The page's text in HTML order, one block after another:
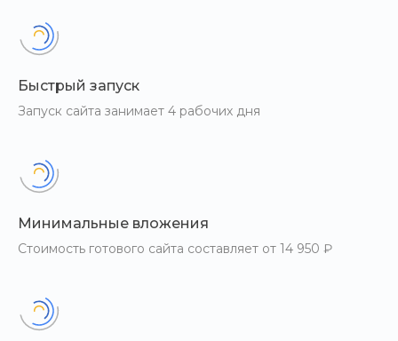
Быстрый запуск
Запуск сайта занимает 4 рабочих дня
Минимальные вложения
Стоимость готового сайта составляет от 14 950 ₽